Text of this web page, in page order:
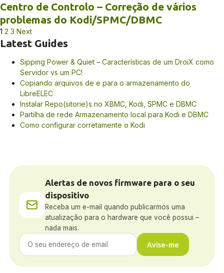
Centro de Controlo – Correção de vários
problemas do Kodi/SPMC/DBMC
Paginação
dos
conteúdos
1 2 3 Next
Latest Guides
Sipping Power & Quiet – Características de um DroiX como
Servidor vs um PC!
Copiando arquivos de e para o armazenamento do
LibreELEC
Instalar Repo(sitorie)s no XBMC, Kodi, SPMC e DBMC
Partilha de rede Armazenamento local para Kodi e DBMC
Como configurar corretamente o Kodi
Alertas de novos firmware para o seu
dispositivo
Receba um e-mail quando publicarmos uma
atualização para o hardware que você possui –
nada mais.
Avise-me